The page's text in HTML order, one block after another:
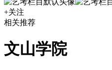
+关注
相关推荐
文山学院